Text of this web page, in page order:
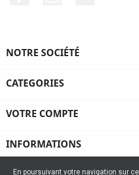
NOTRE SOCIÉTÉ
CATEGORIES
VOTRE COMPTE
INFORMATIONS
En poursuivant votre navigation sur